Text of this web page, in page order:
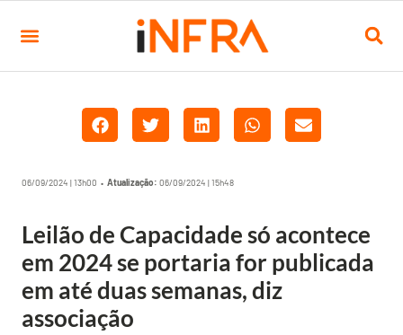
06/09/2024 | 13h00 • Atualização: 06/09/2024 | 15h48
Leilão de Capacidade só acontece
em 2024 se portaria for publicada
em até duas semanas, diz
associação